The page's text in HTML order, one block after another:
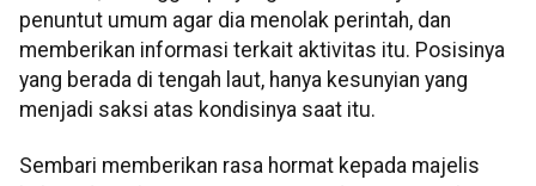
penuntut umum agar dia menolak perintah, dan
memberikan informasi terkait aktivitas itu. Posisinya
yang berada di tengah laut, hanya kesunyian yang
menjadi saksi atas kondisinya saat itu.
Sembari memberikan rasa hormat kepada majelis